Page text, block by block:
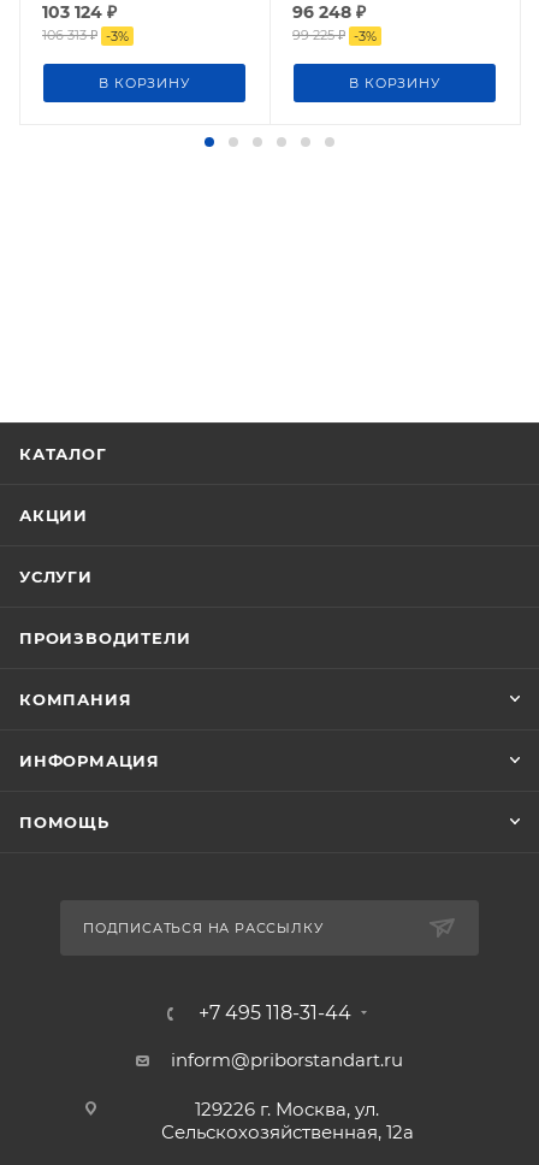
103 124 ₽
106 313₽ -3%
В КОРЗИНУ
96 248 ₽
99 225₽ -3%
В КОРЗИНУ
КАТАЛОГ
АКЦИИ
УСЛУГИ
ПРОИЗВОДИТЕЛИ
КОМПАНИЯ
ИНФОРМАЦИЯ
ПОМОЩЬ
ПОДПИСАТЬСЯ НА РАССЫЛКУ
+7 495 118-31-44
inform@priborstandart.ru
129226 г. Москва, ул.
Сельскохозяйственная, 12а